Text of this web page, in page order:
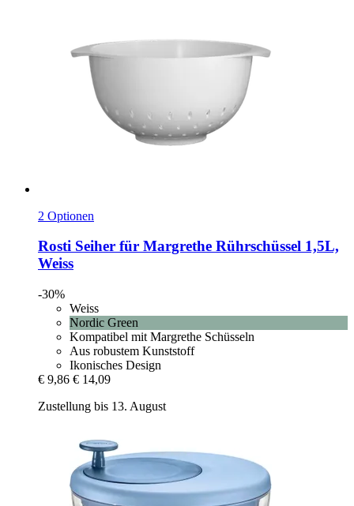
2 Optionen
Rosti Seiher für Margrethe Rührschüssel 1,5L,
Weiss
-30%
Weiss
Nordic Green
Kompatibel mit Margrethe Schüsseln
Aus robustem Kunststoff
Ikonisches Design
€ 9,86 € 14,09
Zustellung bis 13. August